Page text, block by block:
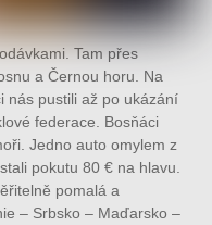
Tam přes
a Černou horu. Na
nás pustili až po ukázání
federace. Bosňáci
Jedno auto omylem z
pokutu 80 € na hlavu.
pomalá a
– Srbsko – Maďarsko –